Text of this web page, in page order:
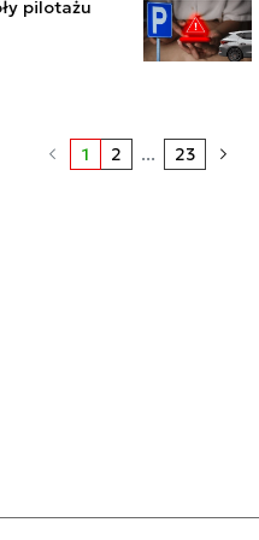
pilotażu
1 2 ... 23